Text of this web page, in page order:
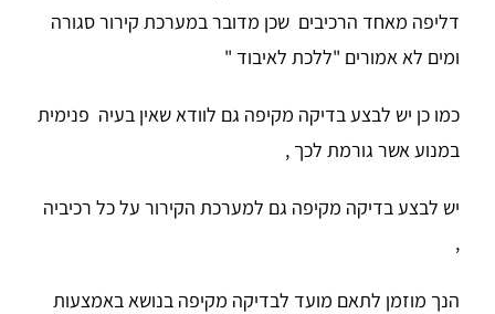
דליפה מאחד הרכיבים שכן מדובר במערכת קירור סגורה
ומים לא אמורים "ללכת לאיבוד "
כמו כן יש לבצע בדיקה מקיפה גם לוודא שאין בעיה פנימית
במנוע אשר גורמת לכך ,
יש לבצע בדיקה מקיפה גם למערכת הקירור על כל רכיביה
,
הנך מוזמן לתאם מועד לבדיקה מקיפה בנושא באמצעות